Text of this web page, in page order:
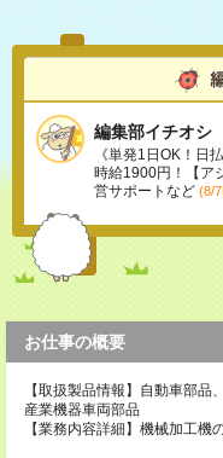
編集部イチオシ
《単発1日OK！日
時給1900円！【ア
営サポートなど (8/
お仕事の概要
【取扱製品情報】自動車部品、
産業機器車両部品
【業務内容詳細】機械加工機